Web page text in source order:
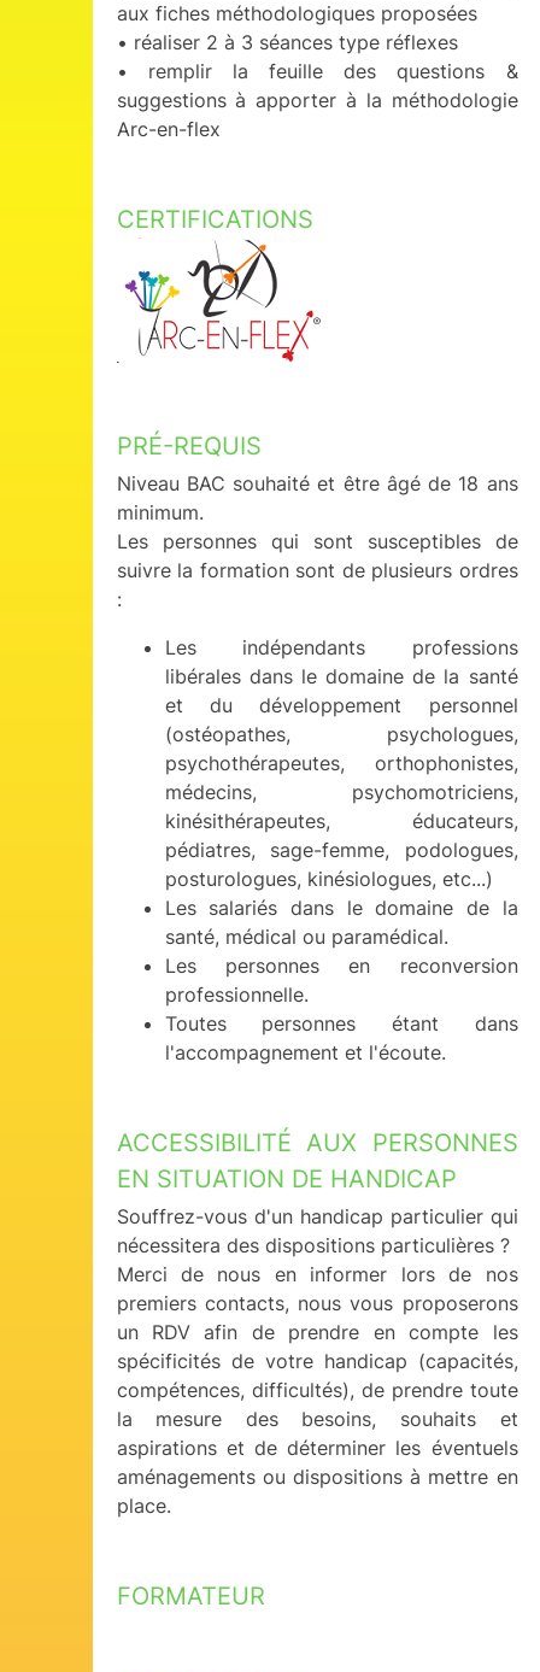
aux fiches méthodologiques proposées
• réaliser 2 à 3 séances type réflexes
• remplir la feuille des questions &
suggestions à apporter à la méthodologie
Arc-en-flex
CERTIFICATIONS
PRÉ-REQUIS
Niveau BAC souhaité et être âgé de 18 ans
minimum.
Les personnes qui sont susceptibles de
suivre la formation sont de plusieurs ordres
:
Les indépendants professions
libérales dans le domaine de la santé
et du développement personnel
(ostéopathes, psychologues,
psychothérapeutes, orthophonistes,
médecins, psychomotriciens,
kinésithérapeutes, éducateurs,
pédiatres, sage-femme, podologues,
posturologues, kinésiologues, etc...)
Les salariés dans le domaine de la
santé, médical ou paramédical.
Les personnes en reconversion
professionnelle.
Toutes personnes étant dans
l'accompagnement et l'écoute.
ACCESSIBILITÉ AUX PERSONNES
EN SITUATION DE HANDICAP
Souffrez-vous d'un handicap particulier qui
nécessitera des dispositions particulières ?
Merci de nous en informer lors de nos
premiers contacts, nous vous proposerons
un RDV afin de prendre en compte les
spécificités de votre handicap (capacités,
compétences, difficultés), de prendre toute
la mesure des besoins, souhaits et
aspirations et de déterminer les éventuels
aménagements ou dispositions à mettre en
place.
FORMATEUR